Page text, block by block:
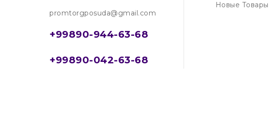
promtorgposuda@gmail.com
+99890-944-63-68
+99890-042-63-68
Новые Товары